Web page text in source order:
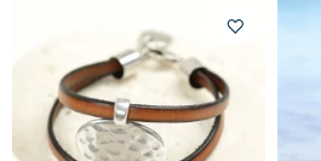
à
votre
liste